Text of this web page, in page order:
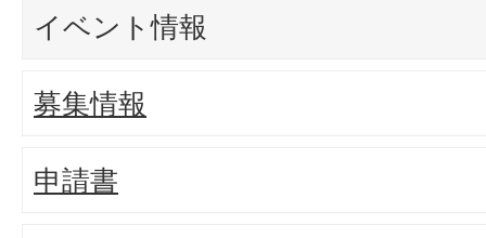
イベント情報
募集情報
申請書